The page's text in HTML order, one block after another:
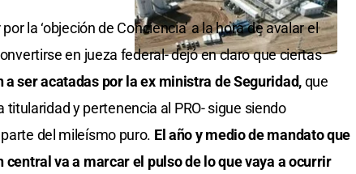
la ‘objeción de Conciencia’ a la hora de avalar el
en jueza federal- dejó en claro que ciertas
a ser acatadas por la ex ministra de Seguridad,que
y pertenencia al PRO- sigue siendo
del mileísmo puro. El año y medio de mandato que
va a marcar el pulso de lo que vaya a ocurrir